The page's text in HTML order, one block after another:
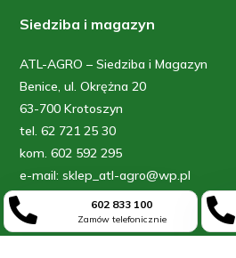
Siedziba i magazyn
ATL-AGRO – Siedziba i Magazyn
Benice, ul. Okrężna 20
63-700 Krotoszyn
tel. 62 721 25 30
kom. 602 592 295
e-mail: sklep_atl-agro@wp.pl
Sklep
 602 833 100
Zamów telefonicznie 